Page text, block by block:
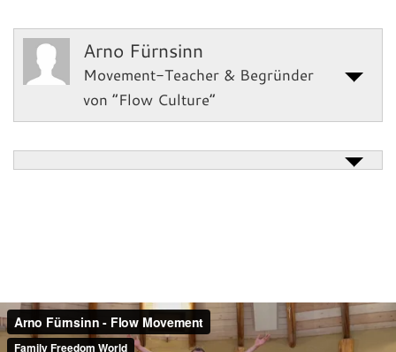
Arno Fürnsinn
Movement-Teacher & Begründer
von “Flow Culture“